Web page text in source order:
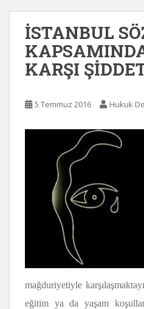
İSTANBUL
KARŞI
5 Temmuz 2016 Hukuk
mağduriyetiyle
eğitim ya da yaşam